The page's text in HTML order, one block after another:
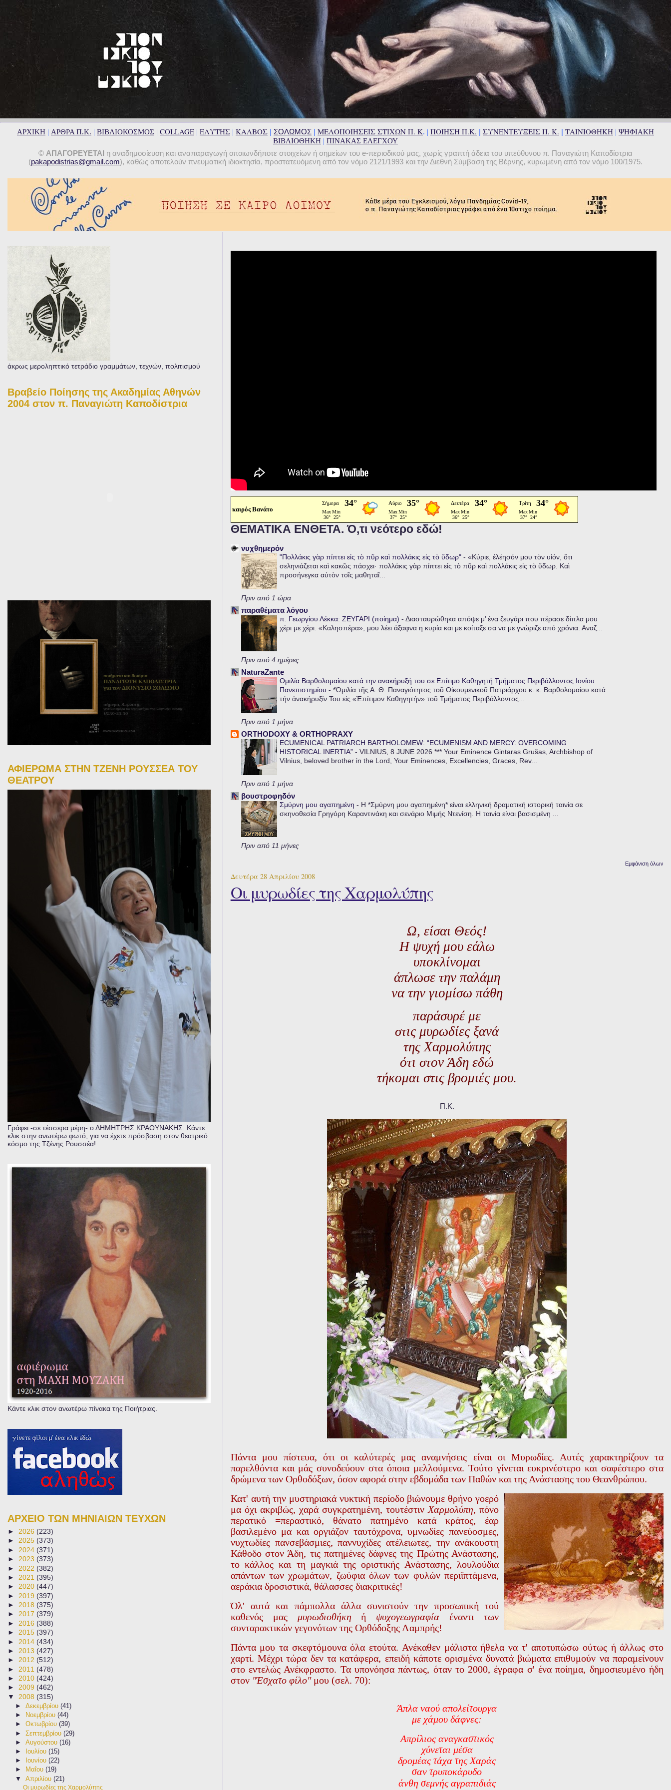
ΑΡΧΙΚΗ | ΑΡΘΡΑ Π.Κ. | ΒΙΒΛΙΟΚΟΣΜΟΣ | COLLAGE | ΕΛΥΤΗΣ | ΚΑΛΒΟΣ | ΣΟΛΩΜΟΣ | ΜΕΛΟΠΟΙΗΣΕΙΣ ΣΤΙΧΩΝ Π. Κ. | ΠΟΙΗΣΗ Π.Κ. | ΣΥΝΕΝΤΕΥΞΕΙΣ Π. Κ. | ΤΑΙΝΙΟΘΗΚΗ | ΨΗΦΙΑΚΗ
ΒΙΒΛΙΟΘΗΚΗ | ΠΙΝΑΚΑΣ ΕΛΕΓΧΟΥ
© ΑΠΑΓΟΡΕΥΕΤΑΙ η αναδημοσίευση και αναπαραγωγή οποιωνδήποτε στοιχείων ή σημείων του e-περιοδικού μας, χωρίς γραπτή άδεια του υπεύθυνου π. Παναγιώτη Καποδίστρια
(pakapodistrias@gmail.com), καθώς αποτελούν πνευματική ιδιοκτησία, προστατευόμενη από τον νόμο 2121/1993 και την Διεθνή Σύμβαση της Βέρνης, κυρωμένη από τον νόμο 100/1975.
καιρός Βανάτο
ΘΕΜΑΤΙΚΑ ΕΝΘΕΤΑ. Ό,τι νεότερο εδώ!
νυχθημερόν
"Πολλάκις γὰρ πίπτει εἰς τὸ πῦρ καὶ πολλάκις εἰς τὸ ὕδωρ" - «Κύριε, ἐλέησόν μου τὸν υἱόν, ὅτι
σεληνιάζεται καὶ κακῶς πάσχει· πολλάκις γὰρ πίπτει εἰς τὸ πῦρ καὶ πολλάκις εἰς τὸ ὕδωρ. Καὶ
προσήνεγκα αὐτὸν τοῖς μαθηταῖ...
Πριν από 1 ώρα
παραθέματα λόγου
π. Γεωργίου Λέκκα: ΖΕΥΓΑΡΙ (ποίημα) - Διασταυρώθηκα απόψε μ’ ένα ζευγάρι που πέρασε δίπλα μου
χέρι με χέρι. «Καλησπέρα», μου λέει άξαφνα η κυρία και με κοίταξε σα να με γνώριζε από χρόνια. Αναζ...
Πριν από 4 ημέρες
NaturaZante
Ομιλία Βαρθολομαίου κατά την ανακήρυξή του σε Επίτιμο Καθηγητή Τμήματος Περιβάλλοντος Ιονίου
Πανεπιστημίου - *Ὁμιλία τῆς Α. Θ. Παναγιότητος τοῦ Οἰκουμενικοῦ Πατριάρχου κ. κ. Βαρθολομαίου κατά
τήν ἀνακήρυξίν Του εἰς «Ἐπίτιμον Καθηγητήν» τοῦ Τμήματος Περιβάλλοντος...
Πριν από 1 μήνα
ORTHODOXY & ORTHOPRAXY
ECUMENICAL PATRIARCH BARTHOLOMEW: “ECUMENISM AND MERCY: OVERCOMING
HISTORICAL INERTIA” - VILNIUS, 8 JUNE 2026 *** Your Eminence Gintaras Grušas, Archbishop of
Vilnius, beloved brother in the Lord, Your Eminences, Excellencies, Graces, Rev...
Πριν από 1 μήνα
βουστροφηδόν
Σμύρνη μου αγαπημένη - Η *Σμύρνη μου αγαπημένη* είναι ελληνική δραματική ιστορική ταινία σε
σκηνοθεσία Γρηγόρη Καραντινάκη και σενάριο Μιμής Ντενίση. Η ταινία είναι βασισμένη ...
Πριν από 11 μήνες
Εμφάνιση όλων
Δευτέρα 28 Απριλίου 2008
Οι μυρωδίες της Χαρμολύπης
Ω, είσαι Θεός!
Η ψυχή μου εάλω
υποκλίνομαι
άπλωσε την παλάμη
να την γιομίσω πάθη
παράσυρέ με
στις μυρωδίες ξανά
της Χαρμολύπης
ότι στον Άδη εδώ
τήκομαι στις βρομιές μου.
Π.Κ.
Πάντα μου πίστευα, ότι οι καλύτερές μας αναμνήσεις είναι οι Μυρωδίες. Αυτές χαρακτηρίζουν τα
παρελθόντα και μάς συνοδεύουν στα όποια μελλούμενα. Τούτο γίνεται ευκρινέστερο και σαφέστερο στα
δρώμενα των Ορθοδόξων, όσον αφορά στην εβδομάδα των Παθών και της Ανάστασης του Θεανθρώπου.
Κατ' αυτή την μυστηριακά νυκτική περίοδο βιώνουμε θρήνο γοερό
μα όχι ακριβώς, χαρά συγκρατημένη, τουτέστιν Χαρμολύπη, πόνο
περατικό =περαστικό, θάνατο πατημένο κατά κράτος, έαρ
βασιλεμένο μα και οργιάζον ταυτόχρονα, υμνωδίες πανεύοσμες,
νυχτωδίες πανσεβάσμιες, παννυχίδες ατέλειωτες, την ανάκουστη
Κάθοδο στον Άδη, τις πατημένες δάφνες της Πρώτης Ανάστασης,
το κάλλος και τη μαγκιά της οριστικής Ανάστασης, λουλούδια
απάντων των χρωμάτων, ζωύφια όλων των φυλών περιϊπτάμενα,
αεράκια δροσιστικά, θάλασσες διακριτικές!
Όλ' αυτά και πάμπολλα άλλα συνιστούν την προσωπική τού
καθενός μας μυρωδιοθήκη ή ψυχογεωγραφία έναντι των
συνταρακτικών γεγονότων της Ορθόδοξης Λαμπρής!
Πάντα μου τα σκεφτόμουνα όλα ετούτα. Ανέκαθεν μάλιστα ήθελα να τ' αποτυπώσω ούτως ή άλλως στο
χαρτί. Μέχρι τώρα δεν τα κατάφερα, επειδή κάποτε ορισμένα δυνατά βιώματα επιθυμούν να παραμείνουν
στο εντελώς Ανέκφραστο. Τα υπονόησα πάντως, όταν το 2000, έγραφα σ' ένα ποίημα, δημοσιευμένο ήδη
στον "Έσχατο φίλο"μου (σελ. 70):
Άπλα ναού απολείτουργα
με χάμου δάφνες:
Απρίλιος αναγκαστικός
χύνεται μέσα
δρομέας τάχα της Χαράς
σαν τρυποκάρυδο
άνθη σεμνής αγραπιδιάς
άκρως μεροληπτικό τετράδιο γραμμάτων, τεχνών, πολιτισμού
Βραβείο Ποίησης της Ακαδημίας Αθηνών
2004 στον π. Παναγιώτη Καποδίστρια
ΑΦΙΕΡΩΜΑ ΣΤΗΝ ΤΖΕΝΗ ΡΟΥΣΣΕΑ ΤΟΥ
ΘΕΑΤΡΟΥ
Γράφει -σε τέσσερα μέρη- ο ΔΗΜΗΤΡΗΣ ΚΡΑΟΥΝΑΚΗΣ. Κάντε
κλικ στην ανωτέρω φωτό, για να έχετε πρόσβαση στον θεατρικό
κόσμο της Τζένης Ρουσσέα!
Κάντε κλικ στον ανωτέρω πίνακα της Ποιήτριας.
ΑΡΧΕΙΟ ΤΩΝ ΜΗΝΙΑΙΩΝ ΤΕΥΧΩΝ
► 2026 (223)
► 2025 (373)
► 2024 (371)
► 2023 (373)
► 2022 (382)
► 2021 (395)
► 2020 (447)
► 2019 (397)
► 2018 (375)
► 2017 (379)
► 2016 (388)
► 2015 (397)
► 2014 (434)
► 2013 (427)
► 2012 (512)
► 2011 (478)
► 2010 (424)
► 2009 (462)
▼ 2008 (315)
►Δεκεμβρίου(41)
►
Νοεμβρίου(44)
►Οκτωβρίου(39)
►Σεπτεμβρίου(29)
►Αυγούστου(16)
►
Ιουλίου(15)
►
Ιουνίου(22)
►
Μαΐου(19)
▼Απριλίου(21)
Οι μυρωδίες της Χαρμολύπης